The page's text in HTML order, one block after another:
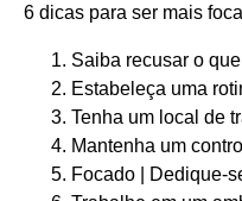
6 dicas para ser mais
Saiba recusar o
Estabeleça uma
Tenha um local de
Mantenha um
Focado | Dedique-